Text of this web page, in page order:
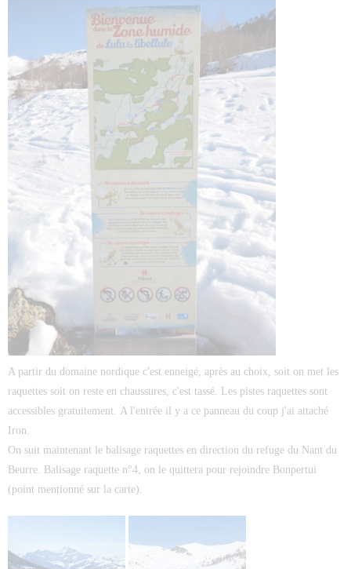
A partir du domaine nordique c'est enneigé, après au choix, soit on met les
raquettes soit on reste en chaussures, c'est tassé. Les pistes raquettes sont
accessibles gratuitement. A l'entrée il y a ce panneau du coup j'ai attaché
Iron.
On suit maintenant le balisage raquettes en direction du refuge du Nant du
Beurre. Balisage raquette n°4, on le quittera pour rejoindre Bonpertui
(point mentionné sur la carte).